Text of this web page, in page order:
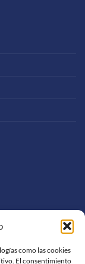
como las cookies
El consentimiento